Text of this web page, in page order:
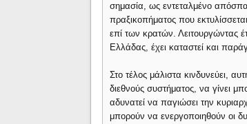
σημασία, ως εντεταλμένο
πραξικοπήματος που
επί των κρατών. Λειτουργώντας
Ελλάδας, έχει καταστεί και
Στο τέλος μάλιστα κινδυνεύει,
διεθνούς συστήματος, να γίνει
αδυνατεί να παγιώσει την
μπορούν να ενεργοποιηθούν οι